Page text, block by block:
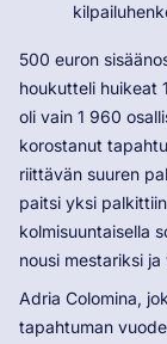
500 euron
houkutteli huikeat
oli vain 1 960
korostanut
riittävän suuren
paitsi yksi
kolmisuuntaisella
nousi mestariksi
Adria Colomina,
tapahtuman